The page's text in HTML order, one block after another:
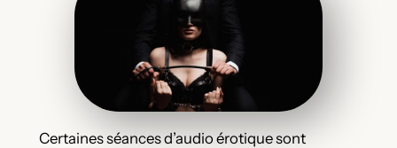
Certaines séances d’audio érotique sont